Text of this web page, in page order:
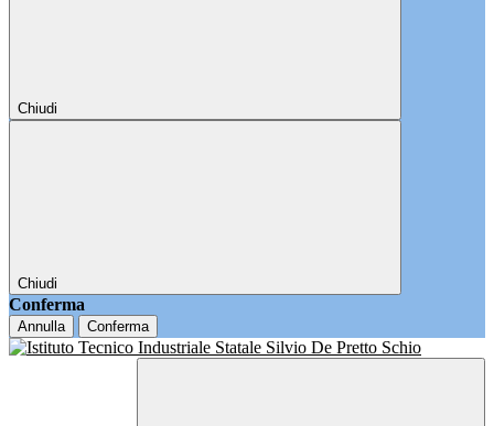
Chiudi
Chiudi
Conferma
Annulla Conferma